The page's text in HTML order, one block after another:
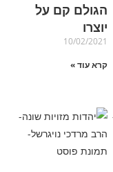
הגולם קם על
יוצרו
10/02/2021
קרא עוד »